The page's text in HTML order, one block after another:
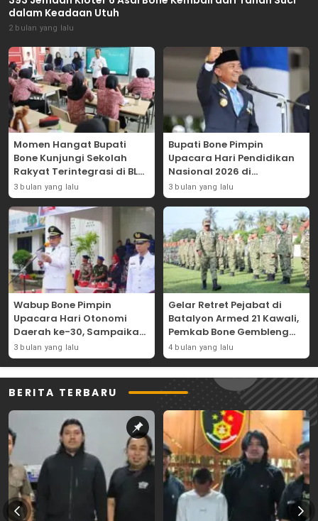
dalam Keadaan Utuh
2 bulan yang lalu
Momen Hangat Bupati
Bone Kunjungi Sekolah
Rakyat Terintegrasi di BLK
Bajoe
3 bulan yang lalu
Bupati Bone Pimpin
Upacara Hari Pendidikan
Nasional 2026 di
Lapangan Merdeka
3 bulan yang lalu
Wabup Bone Pimpin
Upacara Hari Otonomi
Daerah ke-30, Sampaikan
Amanat Mendagri
Wujudkan Asta Cita
3 bulan yang lalu
Gelar Retret Pejabat di
Batalyon Armed 21 Kawali,
Pemkab Bone Gembleng
Kedisiplinan Camat dan
Pimpinan OPD
4 bulan yang lalu
BERITA TERBARU